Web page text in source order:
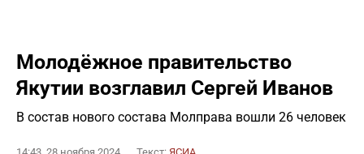
Молодёжное правительство
Якутии возглавил Сергей Иванов
В состав нового состава Молправа вошли 26 человек